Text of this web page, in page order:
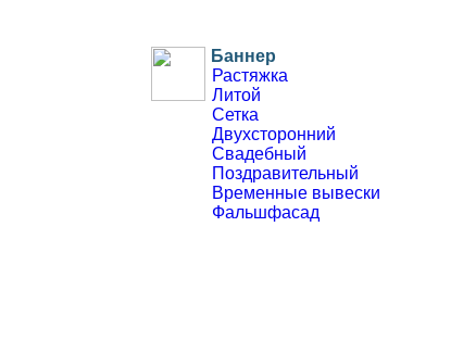
Баннер
Растяжка
Литой
Сетка
Двухсторонний
Свадебный
Поздравительный
Временные вывески
Фальшфасад